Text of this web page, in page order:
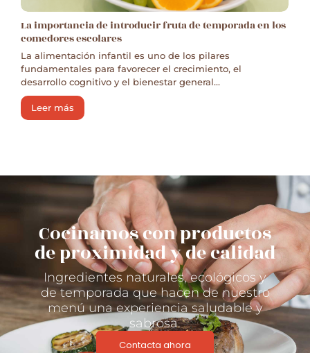
La importancia de introducir fruta de temporada en los
comedores escolares
La alimentación infantil es uno de los pilares
fundamentales para favorecer el crecimiento, el
desarrollo cognitivo y el bienestar general...
Leer más
Cocinamos con productos
de proximidad y de calidad
Ingredientes naturales, ecológicos y
de temporada que hacen de nuestro
menú una experiencia saludable y
sabrosa.
Contacta ahora